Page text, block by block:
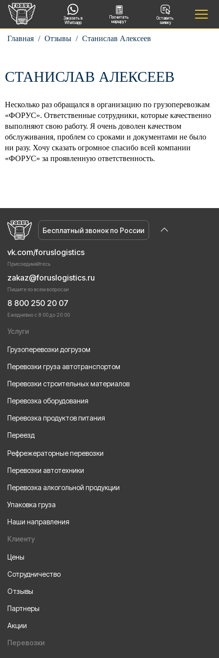
Заказать в
Whatsapp
Посчитать
маршрут
Оставить
заявку
Главная / Отзывы / Станислав Алексеев
СТАНИСЛАВ АЛЕКСЕЕВ
Несколько раз обращался в организацию по грузоперевозкам
«ФОРУС». Ответственные сотрудники, которые качественно
выполняют свою работу. Я очень доволен качеством
обслуживания, проблем со сроками и документами не было
ни разу. Хочу сказать огромное спасибо всей компании
«ФОРУС» за проявленную ответственность.
Бесплатный звонок по России
vk.com/foruslogistics
Присоединяйтесь
zakaz@foruslogistics.ru
Пишите по всем вопросаи
8 800 250 20 07
Ежедневно с 8:00 до 20:00
Услуги
Грузоперевозки догрузом
Перевозки груза автотранспортом
Перевозки строительных материалов
Перевозка оборудования
Перевозка продуктов питания
Переезд
Рефрежераторные перевозки
Перевозки автотехники
Перевозка алкогольной продукции
Упаковка груза
Наши направления
Клиенту
Цены
Сотрудничество
Отзывы
Партнеры
Акции
Перевозки